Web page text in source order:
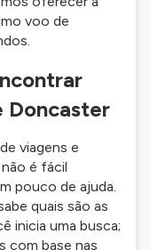
voo de
Doncaster
viagens e
é fácil
pouco de ajuda.
quais são as
inicia uma busca;
com base nas